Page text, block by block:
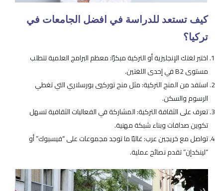
كيف تستعد للدراسة في افضل الجامعات في
تركيا؟
اختبر لغتك الإنجليزية أو التركية مبكرًا: معظم البرامج العلمية تتطلب
مستوى B2 في إحدى اللغتين.
استفد من المنح التركية: مثل منح توركيي بورسلاري التي تغطي
الرسوم والسكن.
تعرف على الثقافة التركية: المشاركة في الفعاليات الثقافية تسهل
تكوين صداقات وبناء شبكة مهنية.
تواصل مع خريجين عرب: غالبًا ما توجد مجموعات على “فيسبوك” أو
“لينكدإن” تقدم نصائح عملية.